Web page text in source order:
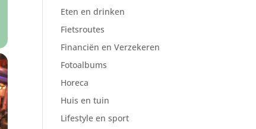
Eten en drinken
Fietsroutes
Financiën en Verzekeren
Fotoalbums
Horeca
Huis en tuin
Lifestyle en sport